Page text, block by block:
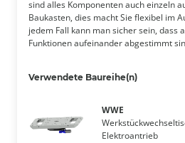
sind alles Komponenten auch einzeln
Baukasten, dies macht Sie flexibel im
jedem Fall kann man sicher sein, dass
Funktionen aufeinander abgestimmt
Verwendete Baureihe(n)
WWE
Elektroantrieb